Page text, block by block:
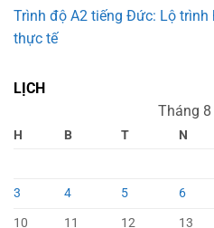
Trình độ A2 tiếng Đức: Lộ trình
thực tế
LỊCH
Tháng
H B T N
3
4 5 6
10
11 12 13